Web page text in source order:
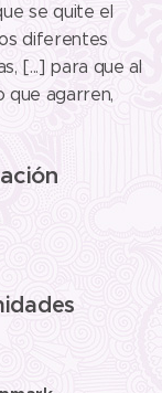
se quite el
diferentes
[...] para que al
que agarren,